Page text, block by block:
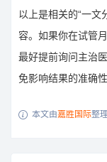
以上是相关的“一文
容。如果你在试管
最好提前询问主治
免影响结果的准确
 本文由嘉胜国际整